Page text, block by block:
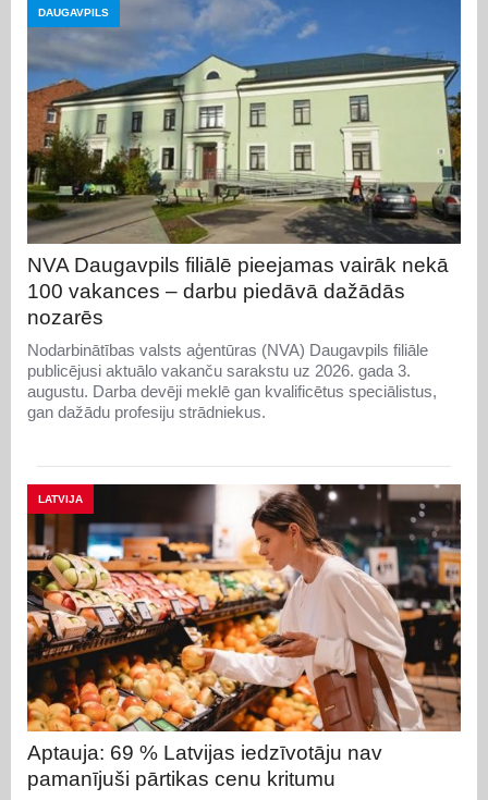
DAUGAVPILS
NVA Daugavpils filiālē pieejamas vairāk nekā
100 vakances – darbu piedāvā dažādās
nozarēs
Nodarbinātības valsts aģentūras (NVA) Daugavpils filiāle
publicējusi aktuālo vakanču sarakstu uz 2026. gada 3.
augustu. Darba devēji meklē gan kvalificētus speciālistus,
gan dažādu profesiju strādniekus.
LATVIJA
Aptauja: 69 % Latvijas iedzīvotāju nav
pamanījuši pārtikas cenu kritumu